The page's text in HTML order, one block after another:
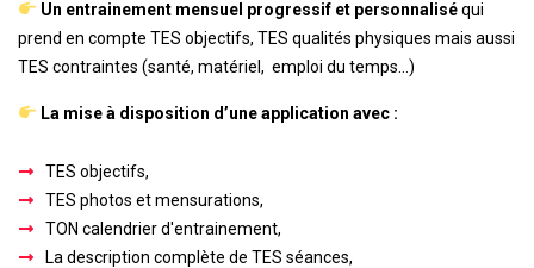
Un entrainement mensuel progressif et personnaliséqui
prend en compte TES objectifs, TES qualités physiques mais aussi
TES contraintes (santé, matériel, emploi du temps…)
La mise à disposition d’une application avec :
TES objectifs,
TES photos et mensurations,
TON calendrier d'entrainement,
La description complète de TES séances,